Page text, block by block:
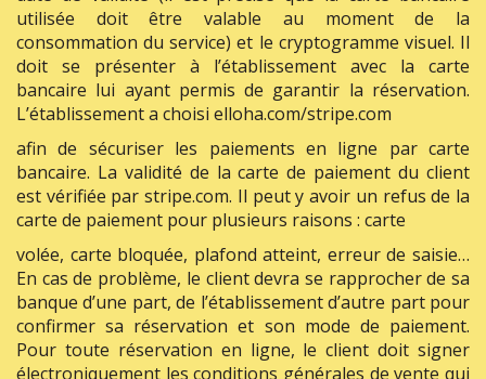
utilisée doit être valable au moment de la
consommation du service) et le cryptogramme visuel. Il
doit se présenter à l’établissement avec la carte
bancaire lui ayant permis de garantir la réservation.
L’établissement a choisi elloha.com/stripe.com
afin de sécuriser les paiements en ligne par carte
bancaire. La validité de la carte de paiement du client
est vérifiée par stripe.com. Il peut y avoir un refus de la
carte de paiement pour plusieurs raisons : carte
volée, carte bloquée, plafond atteint, erreur de saisie…
En cas de problème, le client devra se rapprocher de sa
banque d’une part, de l’établissement d’autre part pour
confirmer sa réservation et son mode de paiement.
Pour toute réservation en ligne, le client doit signer
électroniquement les conditions générales de vente qui